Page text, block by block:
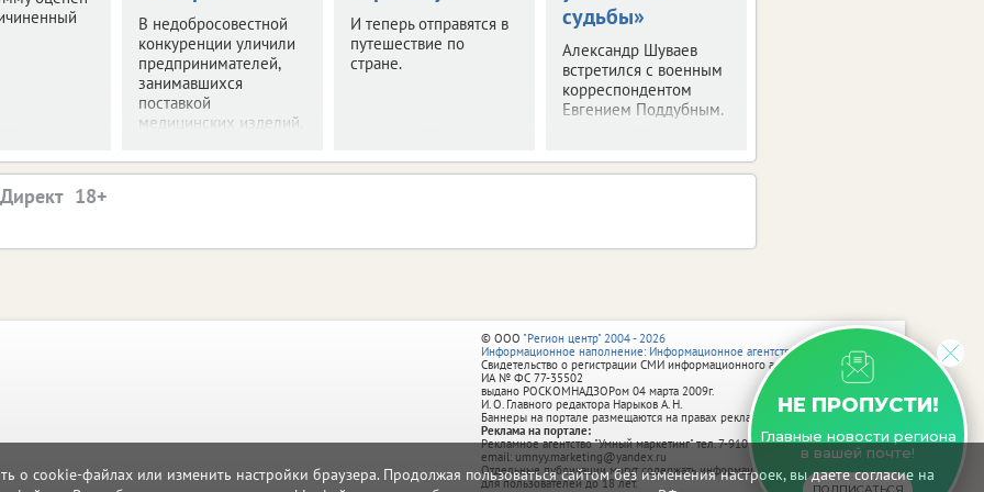
о cookie-файлах или изменить настройки браузера. Продолжая пользоваться сайтом без изменения настроек, вы даете согласие на
В недобросовестной
конкуренции уличили
предпринимателей,
занимавшихся
поставкой
медицинских изделий.
И теперь отправятся в
путешествие по
стране.
судьбы»
Александр Шуваев
встретился с военным
корреспондентом
Евгением Поддубным.
НЕ ПРОПУСТИ!
Главные новости региона
в вашей почте!
© ООО "Регион центр" 2004 - 2026
Информационное наполнение: Информационное агентство vRossii.ru
Свидетельство о регистрации СМИ информационного агентства vRossii.ru
ИА № ФС 77‑35502
выдано РОСКОМНАДЗОРом 04 марта 2009г.
И. О. Главного редактора Нарыков А. Н.
Баннеры на портале размещаются на правах рекламы.
Реклама на портале:
Рекламное агентство "Умный маркетинг" тел. 7-910-267-70-40,
email: umnyy.marketing@yandex.ru
Отдельные публикации могут содержать информацию, не предназначенную
для пользователей до 18 лет.